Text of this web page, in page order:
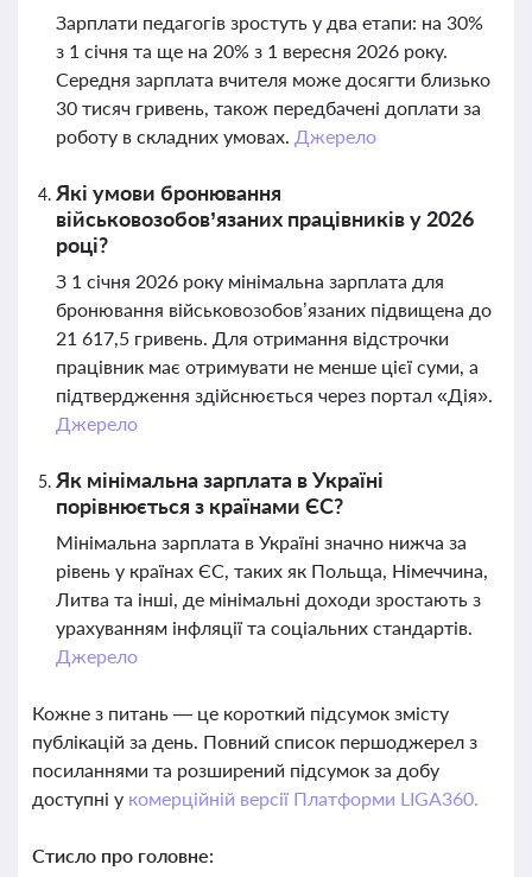
Зарплати педагогів зростуть у два етапи: на 30%
з 1 січня та ще на 20% з 1 вересня 2026 року.
Середня зарплата вчителя може досягти близько
30 тисяч гривень, також передбачені доплати за
роботу в складних умовах. Джерело
Які умови бронювання
військовозобов’язаних працівників у 2026
році?
З 1 січня 2026 року мінімальна зарплата для
бронювання військовозобов’язаних підвищена до
21 617,5 гривень. Для отримання відстрочки
працівник має отримувати не менше цієї суми, а
підтвердження здійснюється через портал «Дія».
Джерело
Як мінімальна зарплата в Україні
порівнюється з країнами ЄС?
Мінімальна зарплата в Україні значно нижча за
рівень у країнах ЄС, таких як Польща, Німеччина,
Литва та інші, де мінімальні доходи зростають з
урахуванням інфляції та соціальних стандартів.
Джерело
Кожне з питань — це короткий підсумок змісту
публікацій за день. Повний список першоджерел з
посиланнями та розширений підсумок за добу
доступні у комерційній версії Платформи LIGA360.
Стисло про головне: